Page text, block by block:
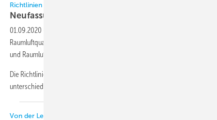
Richtlinien
Neufassung der VDI 6022 Blatt
01.09.2020
Raumluftqualität - “Qualifizierung von Personal für Raumlufttechnik
und Raumluftbefeuchtung“ ist zum 1. Juli 2020 erschienen.
Die Richtlinie beschreibt die Unterweisungen und Schulungen für
unterschiedliche Zielgruppen, die für die Anwendung
Von der Leistung von Kühlsystemen bis zur Filter-